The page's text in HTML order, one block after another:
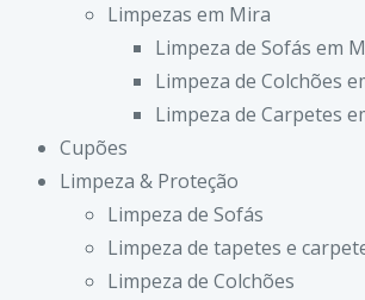
Limpezas em Mira
Limpeza de Sofás em
Limpeza de Colchões
Limpeza de Carpetes
Cupões
Limpeza & Proteção
Limpeza de Sofás
Limpeza de tapetes e
Limpeza de Colchões